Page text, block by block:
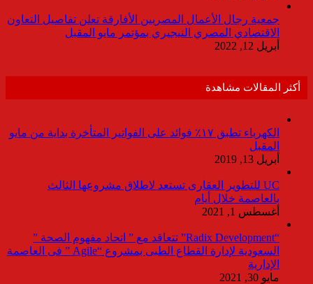
جمعية رجال الأعمال المصريين الأفارقة تعلن تفاصيل التعاون
الاقتصادي المصري النيجيري بمؤتمر مايو المقبل
أبريل 12, 2022
أكثر المقالات مشاهدة
الكهرباء تطبق ١٧٪ فوائد على الفواتير المتأخرة بداية من مايو
المقبل
أبريل 13, 2019
UC للتطوير العقارى تستعد لاطلاق مشروعها الثالث
بالعاصمة خلال أيام
أغسطس 1, 2021
“Radix Development” تتعاقد مع ” اتحاد مفهوم الصحة ”
السعودية لإدارة القطاع الطبى بمشروع “Agile ” فى العاصمة
الإدارية
مايو 30, 2021